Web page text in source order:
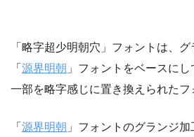
「略字超少明朝穴」フォントは、
「 源界明朝 」フォントをベースに
一部を略字感じに置き換えられたフ
「 源界明朝 」フォントのグランジ